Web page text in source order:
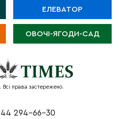
ЕЛЕВАТОР
ОВОЧІ-ЯГОДИ-САД
права застережено.
294-66-30